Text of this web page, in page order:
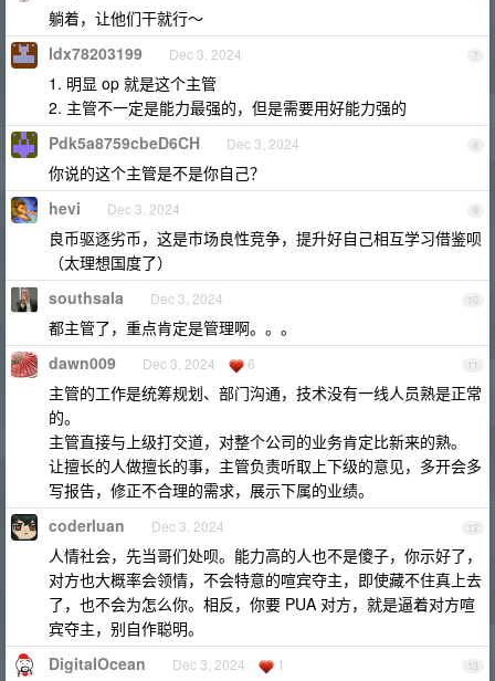
躺着，让他们干就行～
7
ldx78203199 Dec 3, 2024
1. 明显 op 就是这个主管
2. 主管不一定是能力最强的，但是需要用好能力强的
8
Pdk5a8759cbeD6CH Dec 3, 2024
你说的这个主管是不是你自己？
9
hevi Dec 3, 2024
良币驱逐劣币，这是市场良性竞争，提升好自己相互学习借鉴呗
（太理想国度了）
10
southsala Dec 3, 2024
都主管了，重点肯定是管理啊。。。
11
dawn009 Dec 3, 2024 6
主管的工作是统筹规划、部门沟通，技术没有一线人员熟是正常
的。
主管直接与上级打交道，对整个公司的业务肯定比新来的熟。
让擅长的人做擅长的事，主管负责听取上下级的意见，多开会多
写报告，修正不合理的需求，展示下属的业绩。
12
coderluan Dec 3, 2024
人情社会，先当哥们处呗。能力高的人也不是傻子，你示好了，
对方也大概率会领情，不会特意的喧宾夺主，即使藏不住真上去
了，也不会为怎么你。相反，你要 PUA 对方，就是逼着对方喧
宾夺主，别自作聪明。
13
DigitaIOcean Dec 3, 2024 1